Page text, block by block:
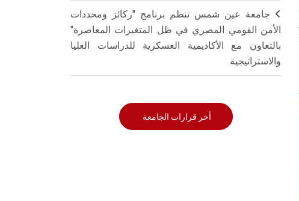
جامعة عين شمس تنظم برنامج "ركائز ومحددات
الأمن القومي المصري في ظل المتغيرات المعاصرة"
بالتعاون مع الأكاديمية العسكرية للدراسات العليا
والاستراتيجية
أخر قرارات الجامعة